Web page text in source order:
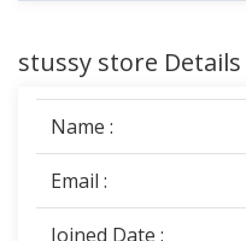
stussy store Details
Name :
Email :
Joined Date :